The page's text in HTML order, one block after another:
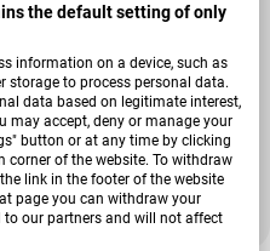
the default setting of only
information on a device, such as
storage to process personal data.
data based on legitimate interest,
may accept, deny or manage your
button or at any time by clicking
of the website. To withdraw
link in the footer of the website
page you can withdraw your
to our partners and will not affect
Vinos